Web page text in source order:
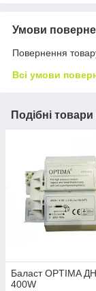
Умови
Повернення
Всі умови
Подібні товари
Баласт OPTIMA
400W